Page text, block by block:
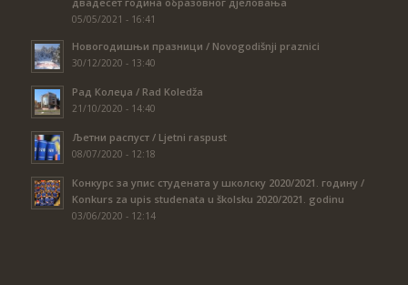
05/05/2021 - 16:41
Новогодишњи празници / Novogodišnji praznici
30/12/2020 - 13:40
Рад Колеџа / Rad Koledža
21/10/2020 - 14:40
Љетни распуст / Ljetni raspust
08/07/2020 - 12:18
Конкурс за упис студената у школску 2020/2021. годину /
Konkurs za upis studenata u školsku 2020/2021. godinu
03/06/2020 - 12:14